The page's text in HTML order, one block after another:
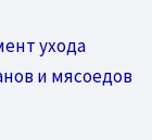
ухода
и мясоедов